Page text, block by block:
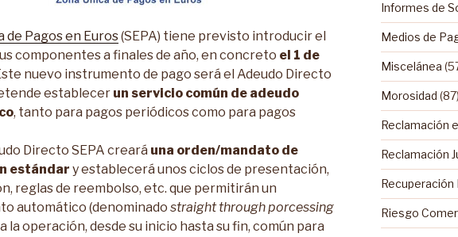
de Pagos en Euros(SEPA) tiene previsto introducir el
componentes a finales de año, en concreto el 1 de
nuevo instrumento de pago será el Adeudo Directo
establecer un servicio común de adeudo
, tanto para pagos periódicos como para pagos
Directo SEPA creará una orden/mandato de
estándar y establecerá unos ciclos de presentación,
reglas de reembolso, etc. que permitirán un
automático (denominado straight through porcessing
la operación, desde su inicio hasta su fin, común para
Informes de
Medios de
Miscelánea
Morosidad (87)
Reclamación
Reclamación
Recuperación
Riesgo